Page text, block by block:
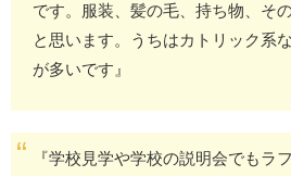
です。服装、髪の毛、持ち物、そ
と思います。うちはカトリック系
が多いです』
『学校見学や学校の説明会でもラ